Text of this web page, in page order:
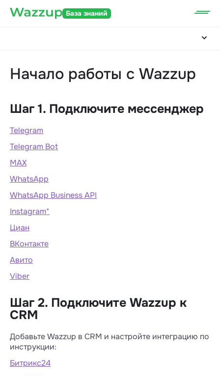
База знаний
Начало работы с Wazzup
Шаг 1. Подключите мессенджер
Telegram
Telegram Bot
MAX
WhatsApp
WhatsApp Business API
Instagram*
Циан
ВКонтакте
Авито
Viber
Шаг 2. Подключите Wazzup к
CRM
Добавьте Wazzup в CRM и настройте интеграцию по
инструкции:
Битрикс24